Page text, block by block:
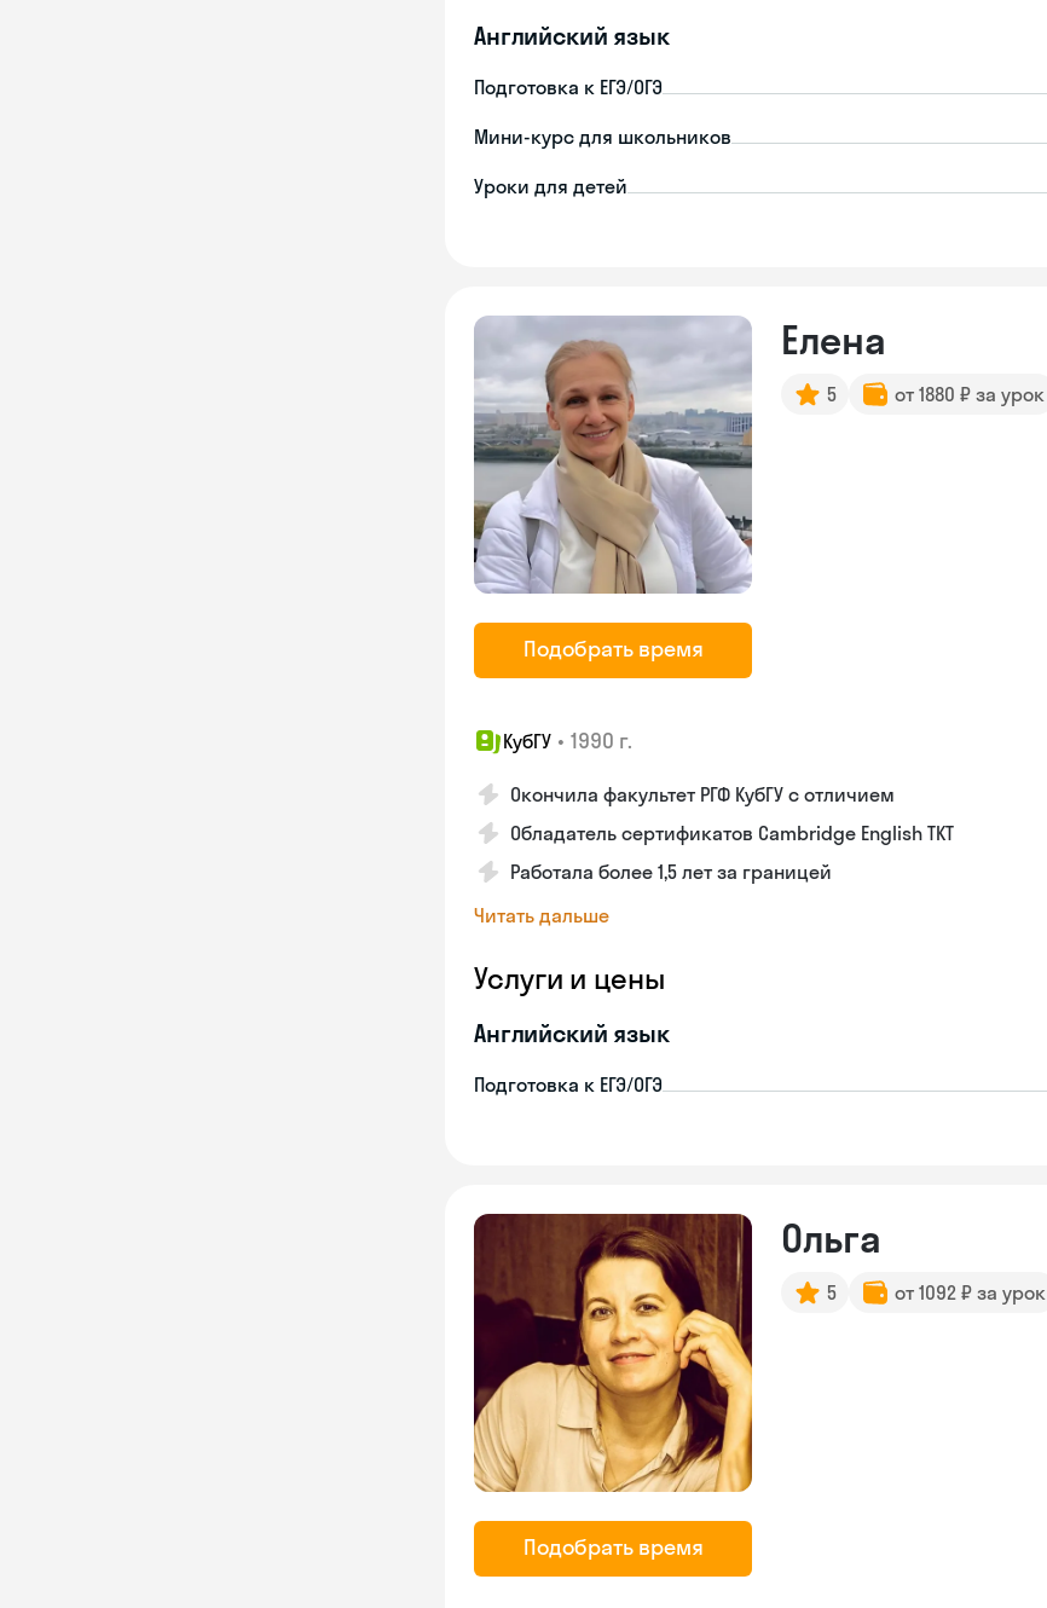
Английский язык
Подготовка к ЕГЭ/ОГЭ
Мини-курс для школьников
Уроки для детей
Подобрать время
Елена
5 от 1880 ₽ за урок
КубГУ • 1990 г.
Окончила факультет РГФ КубГУ с отличием
Обладатель сертификатов Cambridge English TKT
Работала более 1,5 лет за границей
Читать дальше
Услуги и цены
Английский язык
Подготовка к ЕГЭ/ОГЭ
Подобрать время
Ольга
5 от 1092 ₽ за урок